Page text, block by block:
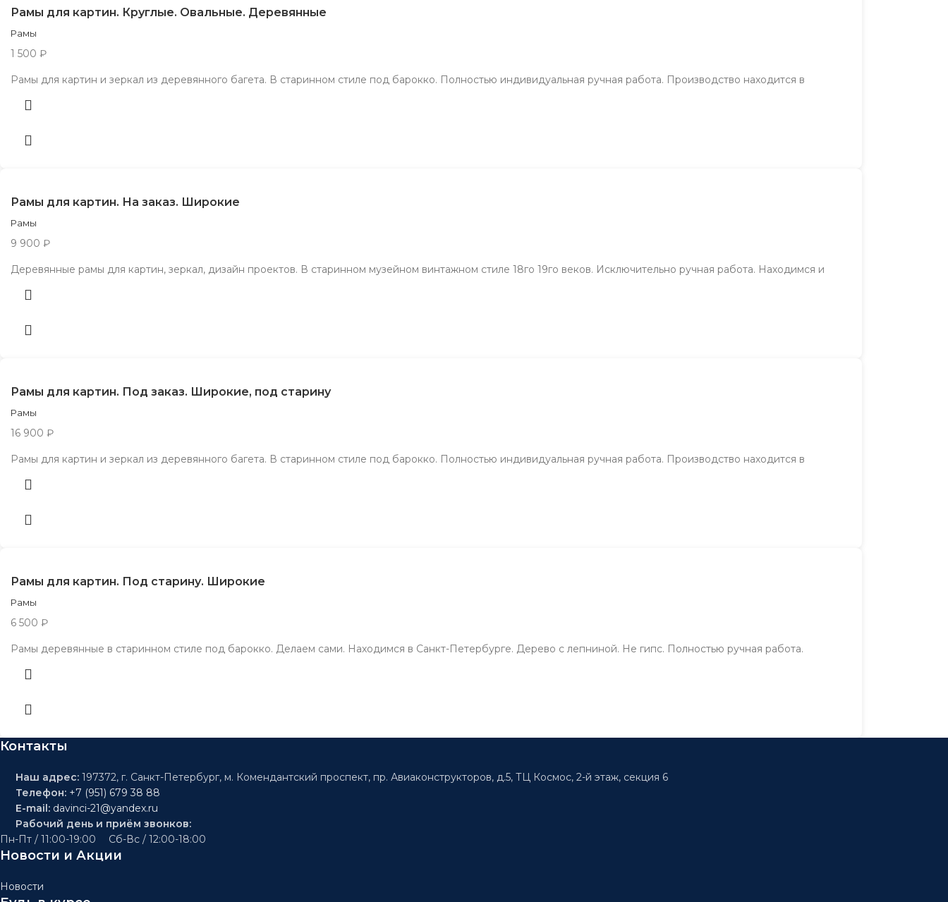
Рамы для картин. Круглые. Овальные. Деревянные
Рамы
1 500 ₽
Рамы для картин и зеркал из деревянного багета. В старинном стиле под барокко. Полностью индивидуальная ручная работа. Производство находится в
Рамы для картин. На заказ. Широкие
Рамы
9 900 ₽
Деревянные рамы для картин, зеркал, дизайн проектов. В старинном музейном винтажном стиле 18го 19го веков. Исключительно ручная работа. Находимся и
Рамы для картин. Под заказ. Широкие, под старину
Рамы
16 900 ₽
Рамы для картин и зеркал из деревянного багета. В старинном стиле под барокко. Полностью индивидуальная ручная работа. Производство находится в
Рамы для картин. Под старину. Широкие
Рамы
6 500 ₽
Рамы деревянные в старинном стиле под барокко. Делаем сами. Находимся в Санкт-Петербурге. Дерево с лепниной. Не гипс. Полностью ручная работа.
Контакты
Наш адрес: 197372, г. Санкт-Петербург, м. Комендантский проспект, пр. Авиаконструкторов, д.5, ТЦ Космос, 2-й этаж, секция 6
Телефон: +7 (951) 679 38 88
E-mail: davinci-21@yandex.ru
Рабочий день и приём звонков:
Пн-Пт / 11:00-19:00 Сб-Вс / 12:00-18:00
Новости и Акции
Новости